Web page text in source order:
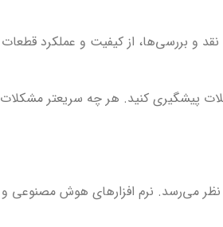
و بررسی‌ها، از کیفیت و عملکرد قطعات
پیشگیری کنید. هر چه سریعتر مشکلات
نظر می‌رسد. نرم افزارهای هوش مصنوعی و